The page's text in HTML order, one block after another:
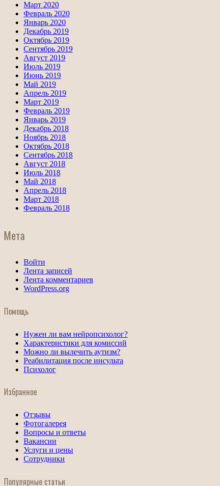
Март 2020
Февраль 2020
Январь 2020
Декабрь 2019
Октябрь 2019
Сентябрь 2019
Август 2019
Июль 2019
Июнь 2019
Май 2019
Апрель 2019
Март 2019
Февраль 2019
Январь 2019
Декабрь 2018
Ноябрь 2018
Октябрь 2018
Сентябрь 2018
Август 2018
Июль 2018
Май 2018
Апрель 2018
Март 2018
Февраль 2018
Мета
Войти
Лента записей
Лента комментариев
WordPress.org
Помощь
Нужен ли вам нейропсихолог?
Характеристики для комиссий
Можно ли вылечить аутизм?
Реабилитация после инсульта
Психолог
Избранное
Отзывы
Фотогалерея
Вопросы и ответы
Вакансии
Услуги и цены
Сотрудники
Популярные статьи